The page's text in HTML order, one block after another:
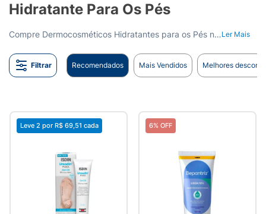
Hidratante Para Os Pés
Compre Dermocosméticos Hidratantes para os Pés na Drogaria Araujo. Cuidado especial para manter seus pés hidratados. Entrega para todo o Brasil.Ler Mais
Filtrar Recomendados Mais Vendidos Melhores
Leve 2 por R$ 69,51 cada 6% OFF